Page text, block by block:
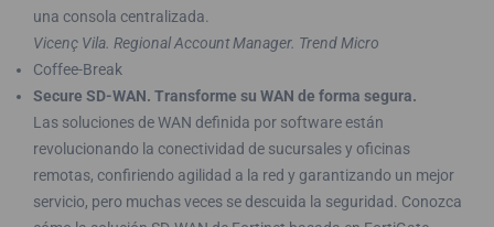
una consola centralizada.
Vicenç Vila. Regional Account Manager. Trend Micro
Coffee-Break
Secure SD-WAN. Transforme su WAN de forma segura.
Las soluciones de WAN definida por software están
revolucionando la conectividad de sucursales y oficinas
remotas, confiriendo agilidad a la red y garantizando un mejor
servicio, pero muchas veces se descuida la seguridad. Conozca